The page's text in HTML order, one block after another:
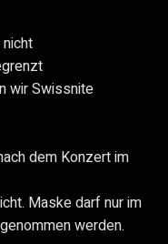
wir Swissnite
dem Konzert im
Maske darf nur im
werden.